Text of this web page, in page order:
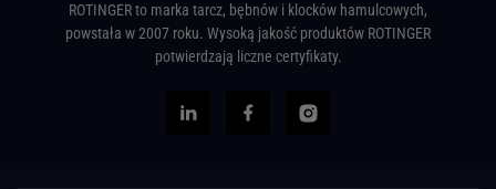
ROTINGER to marka tarcz, bębnów i klocków hamulcowych,
powstała w 2007 roku. Wysoką jakość produktów ROTINGER
potwierdzają liczne certyfikaty.